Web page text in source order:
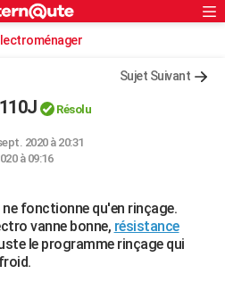
Sujet Suivant
Résolu
2020 à 20:31
à 09:16
fonctionne qu'en rinçage.
vanne bonne, résistance
le programme rinçage qui